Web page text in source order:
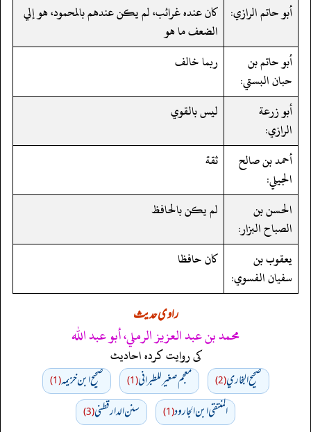
أبو حاتم الرازي: كان عنده غرائب، لم يكن عندهم بالمحمود، هو إلي
الضعف ما هو
أبو حاتم بن
حبان البستي:
ربما خالف
أبو زرعة
الرازي:
ليس بالقوي
أحمد بن صالح
الجيلي:
ثقة
الحسن بن
الصباح البزار:
لم يكن بالحافظ
يعقوب بن
سفيان الفسوي:
كان حافظا
راوی حدیث
محمد بن عبد العزيز الرملي، أبو عبد الله
کی روایت کردہ احادیث
صحيح البخاري(2) معجم صغير للطبراني(1) صحيح ابن خزيمه(1)
المنتقى ابن الجارود(1) سنن الدارقطني(3)